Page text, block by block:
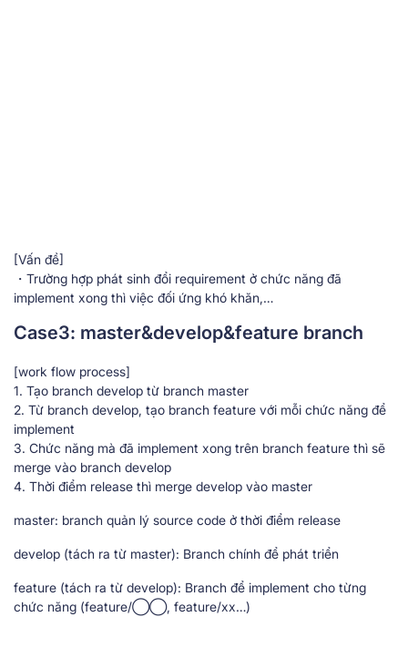
[Vấn đề]
・Trường hợp phát sinh đổi requirement ở chức năng đã
implement xong thì việc đối ứng khó khăn,…
Case3: master&develop&feature branch
[work flow process]
1. Tạo branch develop từ branch master
2. Từ branch develop, tạo branch feature với mỗi chức năng để
implement
3. Chức năng mà đã implement xong trên branch feature thì sẽ
merge vào branch develop
4. Thời điểm release thì merge develop vào master
master: branch quản lý source code ở thời điểm release
develop (tách ra từ master): Branch chính để phát triển
feature (tách ra từ develop): Branch để implement cho từng
chức năng (feature/◯◯, feature/xx…)